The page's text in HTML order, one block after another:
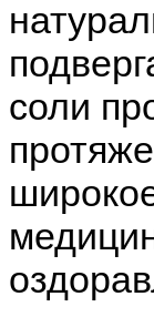
соли